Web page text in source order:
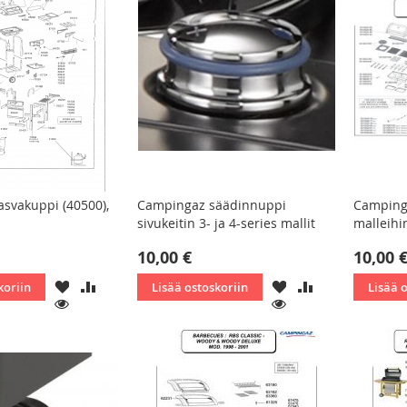
(40500),
LISÄÄ
TOIVELISTAAN
LISÄÄ
VERTAILUUN
KATSO
Campingaz säädinnuppi
sivukeitin 3- ja 4-series mallit
10,00 €
Lisää ostoskoriin
LISÄÄ
TOIVELISTAAN
VERTAILUUN
KATSO
10,00
Lisää